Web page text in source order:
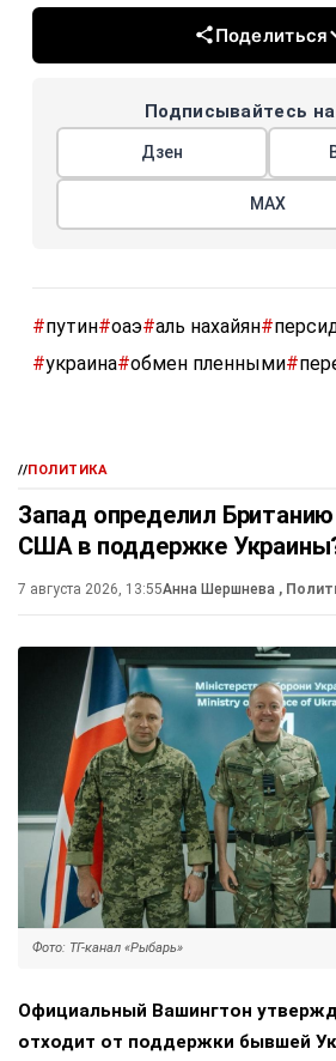
Поделиться
Подписывайтесь
Дзен
МАХ
#путин#оаэ#аль нахайян#
#украина#обмен пленными#
//ПОЛИТИКА
Запад определил
США в поддержке
7 августа 2026, 13:55Анна Шершнева ,
Фото: ТГ-канал «Рыбарь»
Официальный Вашингтон
отходит от поддержки бывшей